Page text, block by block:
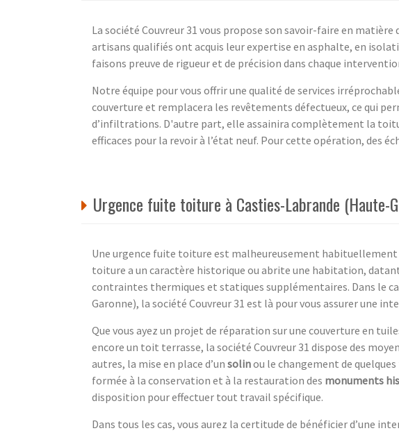
La société Couvreur 31 vous propose son savoir-faire en
artisans qualifiés ont acquis leur expertise en asphalte, en
faisons preuve de rigueur et de précision dans chaque
Notre équipe pour vous offrir une qualité de services
couverture et remplacera les revêtements défectueux, ce qui
d’infiltrations. D'autre part, elle assainira complètement la
efficaces pour la revoir à l’état neuf. Pour cette opération, des
Urgence fuite toiture à Casties-Labrande (Haute-
Une urgence fuite toiture est malheureusement
toiture a un caractère historique ou abrite une habitation,
contraintes thermiques et statiques supplémentaires. Dans le
Garonne), la société Couvreur 31 est là pour vous assurer une
Que vous ayez un projet de réparation sur une couverture en
encore un toit terrasse, la société Couvreur 31 dispose des
autres, la mise en place d’un solinou le changement de quelques
formée à la conservation et à la restauration des monuments
disposition pour effectuer tout travail spécifique.
Dans tous les cas, vous aurez la certitude de bénéficier d’une